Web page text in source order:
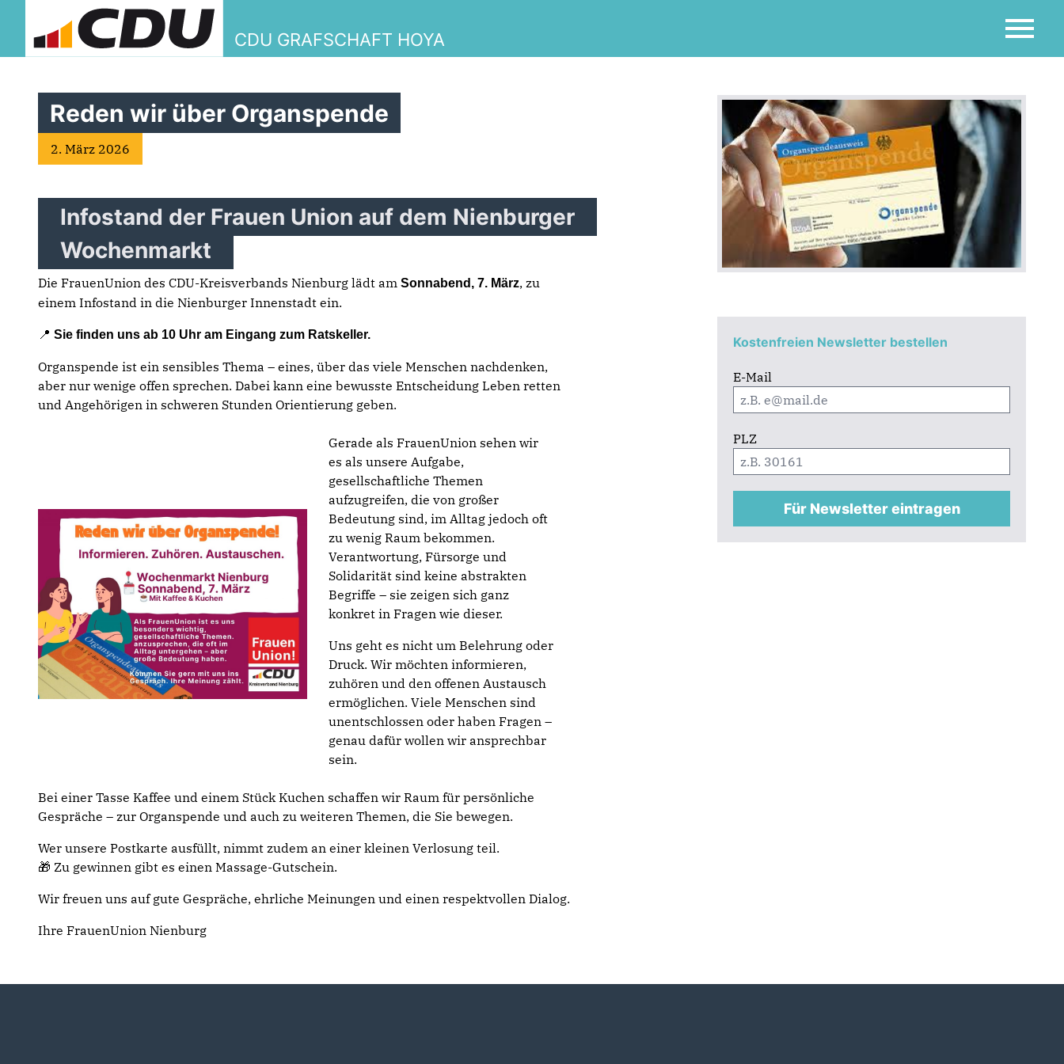
CDU GRAFSCHAFT HOYA
Willkommen bei der CDU der Grafschaft Hoya
Willkommen bei der Frauen Union!
Kostenfreien Newsletter bestellen
E-Mail
PLZ
Für Newsletter eintragen
Reden wir über Organspende
2. März 2026
Infostand der Frauen Union auf dem Nienburger
Wochenmarkt
Die FrauenUnion des CDU-Kreisverbands Nienburg lädt am Sonnabend, 7. März, zu
einem Infostand in die Nienburger Innenstadt ein.
📍 Sie finden uns ab 10 Uhr am Eingang zum Ratskeller.
Organspende ist ein sensibles Thema – eines, über das viele Menschen nachdenken,
aber nur wenige offen sprechen. Dabei kann eine bewusste Entscheidung Leben retten
und Angehörigen in schweren Stunden Orientierung geben.
Gerade als FrauenUnion sehen wir
es als unsere Aufgabe,
gesellschaftliche Themen
aufzugreifen, die von großer
Bedeutung sind, im Alltag jedoch oft
zu wenig Raum bekommen.
Verantwortung, Fürsorge und
Solidarität sind keine abstrakten
Begriffe – sie zeigen sich ganz
konkret in Fragen wie dieser.
Uns geht es nicht um Belehrung oder
Druck. Wir möchten informieren,
zuhören und den offenen Austausch
ermöglichen. Viele Menschen sind
unentschlossen oder haben Fragen –
genau dafür wollen wir ansprechbar
sein.
Bei einer Tasse Kaffee und einem Stück Kuchen schaffen wir Raum für persönliche
Gespräche – zur Organspende und auch zu weiteren Themen, die Sie bewegen.
Wer unsere Postkarte ausfüllt, nimmt zudem an einer kleinen Verlosung teil.
🎁 Zu gewinnen gibt es einen Massage-Gutschein.
Wir freuen uns auf gute Gespräche, ehrliche Meinungen und einen respektvollen Dialog.
Ihre FrauenUnion Nienburg